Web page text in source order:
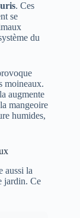
. Ces
se
du
moineaux.
augmente
mangeoire
humides,
aussi la
jardin. Ce